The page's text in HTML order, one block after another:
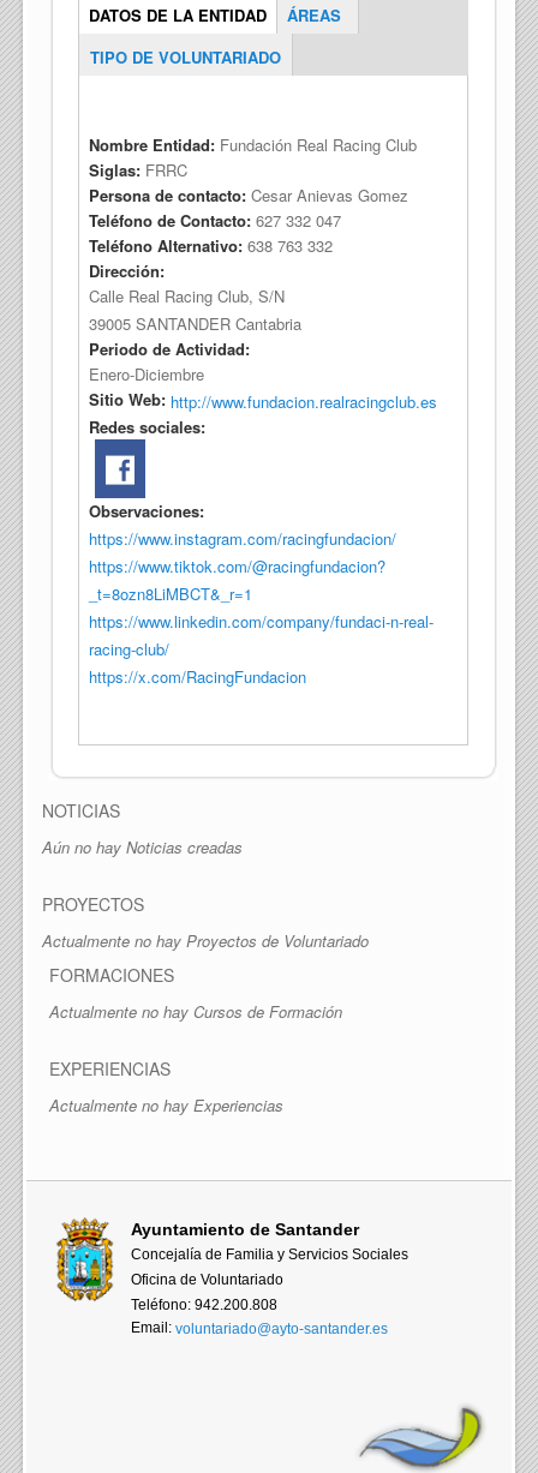
Entidad_Tabs
DATOS DE LA ENTIDAD(solapa
activa)
ÁREAS
TIPO DE VOLUNTARIADO
Nombre Entidad: Fundación Real Racing Club
Siglas: FRRC
Persona de contacto: Cesar Anievas Gomez
Teléfono de Contacto: 627 332 047
Teléfono Alternativo: 638 763 332
Dirección:
Calle Real Racing Club, S/N
39005 SANTANDER Cantabria
Periodo de Actividad:
Enero-Diciembre
Sitio Web: http://www.fundacion.realracingclub.es
Redes sociales:
Observaciones:
https://www.instagram.com/racingfundacion/
https://www.tiktok.com/@racingfundacion?
_t=8ozn8LiMBCT&_r=1
https://www.linkedin.com/company/fundaci-n-real-
racing-club/
https://x.com/RacingFundacion
NOTICIAS
Aún no hay Noticias creadas
PROYECTOS
Actualmente no hay Proyectos de Voluntariado
FORMACIONES
Actualmente no hay Cursos de Formación
EXPERIENCIAS
Actualmente no hay Experiencias
Ayuntamiento de Santander
Concejalía de Familia y Servicios Sociales
Oficina de Voluntariado
Teléfono: 942.200.808
Email:voluntariado@ayto-santander.es